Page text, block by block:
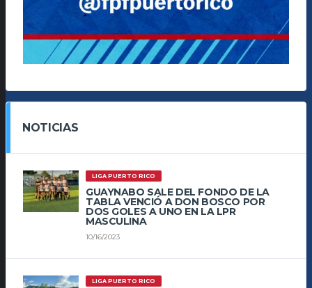
NOTICIAS
LIGA PUERTO RICO
GUAYNABO SALE DEL FONDO DE LA
TABLA VENCIÓ A DON BOSCO POR
DOS GOLES A UNO EN LA LPR
MASCULINA
10/16/2023
LIGA PUERTO RICO